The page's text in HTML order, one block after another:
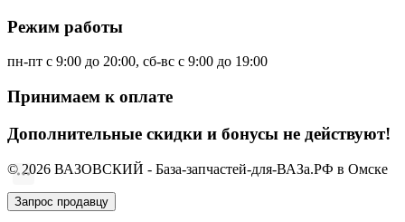
Режим работы
пн-пт с 9:00 до 20:00, сб-вс с 9:00 до 19:00
Принимаем к оплате
Дополнительные скидки и бонусы не действуют!
© 2026 ВАЗОВСКИЙ - База-запчастей-для-ВАЗа.РФ в Омске
Запрос продавцу